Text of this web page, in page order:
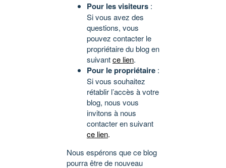
Pour les visiteurs :
Si vous avez des
questions, vous
pouvez contacter le
propriétaire du blog en
suivantce lien.
Pour le propriétaire :
Si vous souhaitez
rétablir l’accès à votre
blog, nous vous
invitons à nous
contacter en suivant
ce lien.
Nous espérons que ce blog
pourra être de nouveau